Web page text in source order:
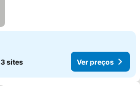
3 sites Ver preços